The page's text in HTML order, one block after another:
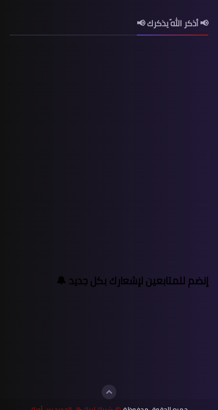
📢 أذكر اللّه يذكرك 📢
إنضم للمتابعين لإشعارك بكل جديد 🔔